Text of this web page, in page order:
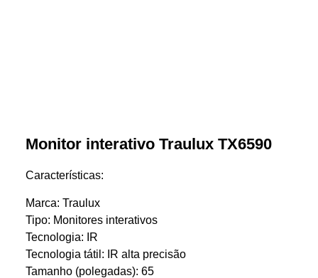
Monitor interativo Traulux TX6590
Características:
Marca: Traulux
Tipo: Monitores interativos
Tecnologia: IR
Tecnologia tátil: IR alta precisão
Tamanho (polegadas): 65